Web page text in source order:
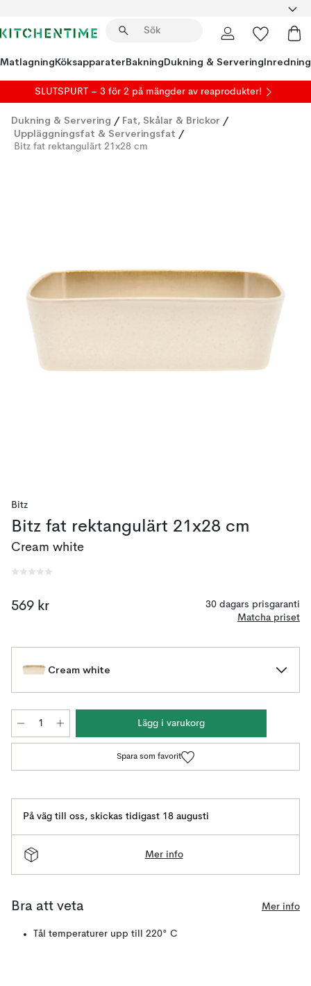
MatlagningKöksapparaterBakningDukning & ServeringInredning
SLUTSPURT – 3 för 2 på mängder av reaprodukter!
Dukning & Servering / Fat, Skålar & Brickor /
Uppläggningsfat & Serveringsfat /
Bitz fat rektangulärt 21x28 cm
Bitz
Bitz fat rektangulärt 21x28 cm
Cream white
569 kr
30 dagars prisgaranti
Matcha priset
Cream white
Lägg i varukorg
Spara som favorit
På väg till oss, skickas tidigast 18 augusti
Mer info
Bra att veta Mer info
Tål temperaturer upp till 220° C